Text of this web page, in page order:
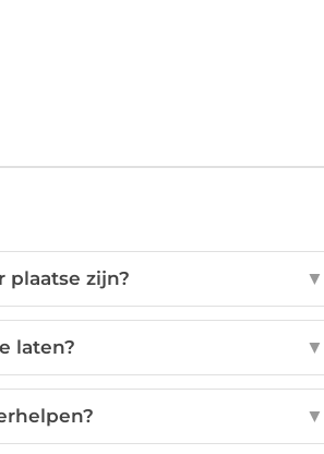
plaatse zijn? ▼
laten? ▼
▼